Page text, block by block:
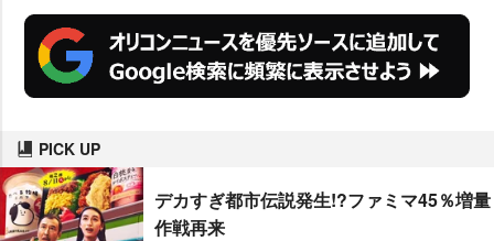
PICK UP
デカすぎ都市伝説発生!?ファミマ45％増量
作戦再来